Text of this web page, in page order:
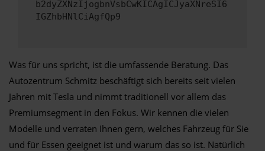
b2dyZXNzIjogbnVsbCwKICAgICJyaXNreSI6
IGZhbHNlCiAgfQp9
Was für uns spricht, ist die umfassende Beratung. Das
Autozentrum Schmitz beschäftigt sich bereits seit vielen
Jahren mit Tesla und nimmt traditionell vor allem das
Premiumsegment in den Fokus. Wir kennen die vielen
Modelle und verraten Ihnen gern, welches Fahrzeug für Sie
und für Essen geeignet ist und warum das so ist. Natürlich